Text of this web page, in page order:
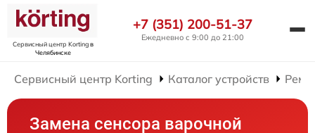
Сервисный центр Kortingв
Челябинске
+7 (351) 200-51-37
Ежедневно с 9:00 до 21:00
Сервисный центр Korting Каталог устройств
Замена сенсора варочной